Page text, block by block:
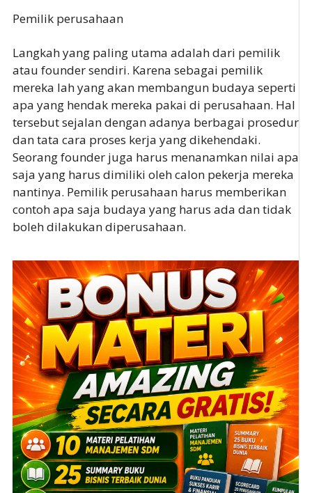
Pemilik perusahaan
Langkah yang paling utama adalah dari pemilik
atau founder sendiri. Karena sebagai pemilik
mereka lah yang akan membangun budaya seperti
apa yang hendak mereka pakai di perusahaan. Hal
tersebut sejalan dengan adanya berbagai prosedur
dan tata cara proses kerja yang dikehendaki.
Seorang founder juga harus menanamkan nilai apa
saja yang harus dimiliki oleh calon pekerja mereka
nantinya. Pemilik perusahaan harus memberikan
contoh apa saja budaya yang harus ada dan tidak
boleh dilakukan diperusahaan.